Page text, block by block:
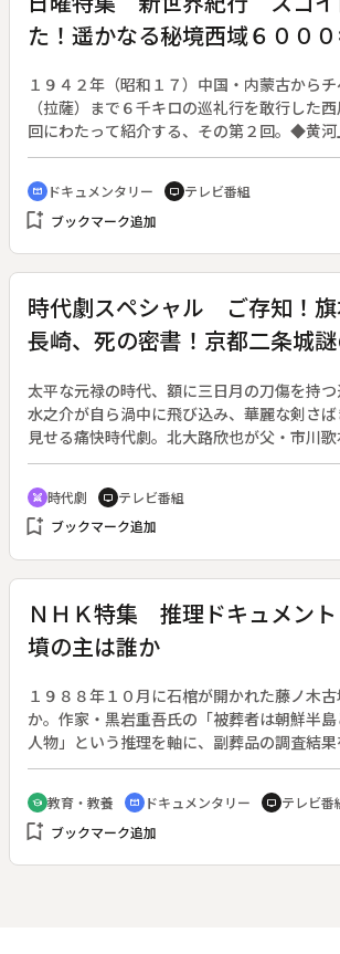
た！遥かなる秘境西域６００
して神秘の青海湖へ
１９４２年（昭和１７）中国・内蒙古から
（拉薩）まで６千キロの巡礼行を敢行した
回にわたって紹介する、その第２回。◆黄
の湖青海へ。西川は軍閥の目を逃れるため
い登山道を行った。５００人の僧が暮らすタ
取材し、当時の西川一三を知る人を捜す。
cinematic_blur ドキュメンタリー tv テレビ番組
bookmark_add ブックマーク追加
時代劇スペシャル ご存知！
長崎、死の密書！京都二条城
太平な元禄の時代、額に三日月の刀傷を持
水之介が自ら渦中に飛び込み、華麗な剣さ
見せる痛快時代劇。北大路欣也が父・市川
を演じる。◆退屈の虫に苦しめられていた
定奉行による粗悪な小判製造の噂を耳にする
之介の友人で長崎奉行所同心・周助が公金横
れ行方不明になる。心配する周助の娘・絹江
そに、長崎へと旅立つ。◆（保存テープ状
トル部分で画像が乱れます。ご了承くださ
swords 時代劇 tv テレビ番組
bookmark_add ブックマーク追加
ＮＨＫ特集 推理ドキュメン
墳の主は誰か
１９８８年１０月に石棺が開かれた藤ノ木
か。作家・黒岩重吾氏の「被葬者は朝鮮半
人物」という推理を軸に、副葬品の調査結
棺の主を探る。◆奈良・斑鳩の藤ノ木古墳
４００年のあいだ主の眠りを守りつづけた。
調査で、華麗な副葬品とともに姿を現したこ
か。古墳が発見されて以来この謎に取りくみ
school 教育・教養 cinematic_blur ドキュメンタリー tv テレビ番
bookmark_add ブックマーク追加